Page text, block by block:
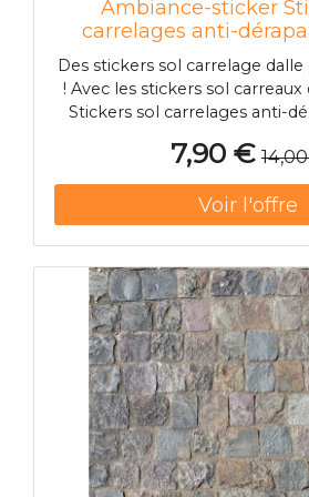
Ambiance-sticker
carrelages anti-
marbre blanc
Des stickers sol carrelage
! Avec les stickers sol
Stickers sol carrelages anti-
la décoration de votre sol
murs ! Nos stickers sol
carrelage sont tr
7,90 €